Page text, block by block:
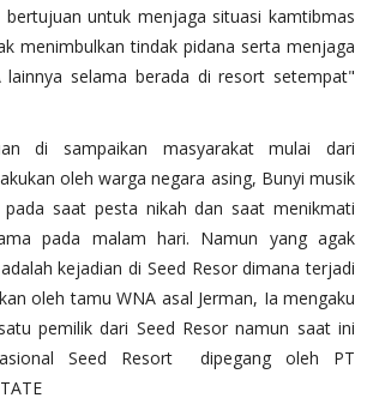
bertujuan untuk menjaga situasi kamtibmas
menimbulkan tindak pidana serta menjaga
lainnya selama berada di resort setempat"
di sampaikan masyarakat mulai dari
oleh warga negara asing, Bunyi musik
saat pesta nikah dan saat menikmati
pada malam hari. Namun yang agak
kejadian di Seed Resor dimana terjadi
oleh tamu WNA asal Jerman, Ia mengaku
pemilik dari Seed Resor namun saat ini
Seed Resort dipegang oleh PT